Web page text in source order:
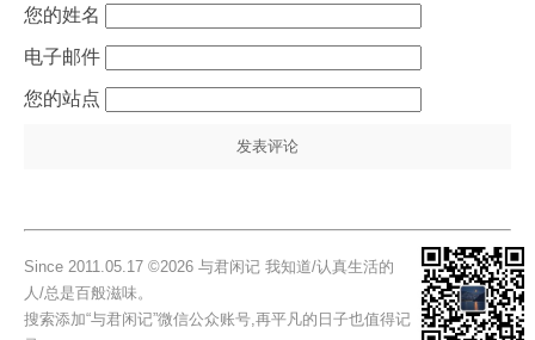
姓名
电子邮件
站点
Since 2011.05.17 ©2026 与君闲记 我知道/认真生活的
人/总是百般滋味。
搜索添加“与君闲记”微信公众账号,再平凡的日子也值得记